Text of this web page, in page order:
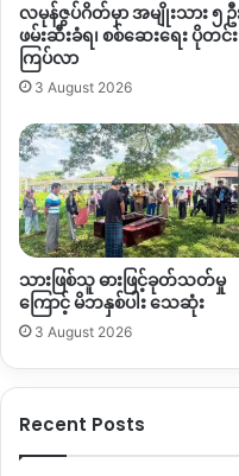
လမုန်ဇွပ်ဂိတ်မှာ အမျိုးသား ၅ ဦ
ဖမ်းဆီးခံရ၊ စစ်ဆေးရေး ပိုတင်း
ကြပ်လာ
3 August 2026
သားဖြစ်သူ ဓားဖြင့်ခုတ်သတ်မှု
ကြောင့် မိဘနှစ်ပါး သေဆုံး
3 August 2026
Recent Posts